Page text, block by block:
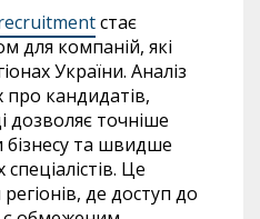
стає
для компаній, які
України. Аналіз
про кандидатів,
дозволяє точніше
та швидше
Це
де доступ до